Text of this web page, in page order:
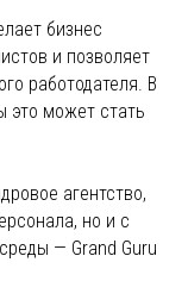
бизнес
и позволяет
работодателя. В
это может стать
агентство,
но и с
— Grand Guru